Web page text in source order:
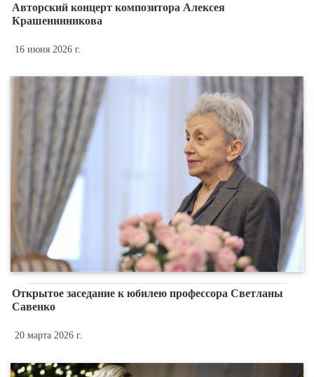
Авторский концерт композитора Алексея
Крашенинникова
16 июня 2026 г.
Открытое заседание к юбилею профессора Светланы
Савенко
20 марта 2026 г.